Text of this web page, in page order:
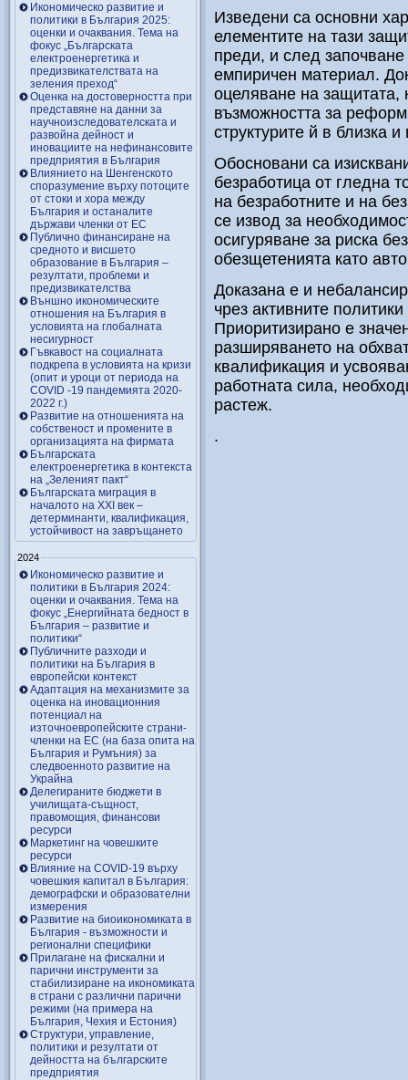
Икономическо развитие и
политики в България 2025:
оценки и очаквания. Тема на
фокус „Българската
електроенергетика и
предизвикателствата на
зеления преход“
Оценка на достоверността при
представяне на данни за
научноизследователската и
развойна дейност и
иновациите на нефинансовите
предприятия в България
Влиянието на Шенгенското
споразумение върху потоците
от стоки и хора между
България и останалите
държави членки от ЕС
Публично финансиране на
средното и висшето
образование в България –
резултати, проблеми и
предизвикателства
Външно икономическите
отношения на България в
условията на глобалната
несигурност
Гъвкавост на социалната
подкрепа в условията на кризи
(опит и уроци от периода на
COVID -19 пандемията 2020-
2022 г.)
Развитие на отношенията на
собственост и промените в
организацията на фирмата
Българската
електроенергетика в контекста
на „Зеленият пакт“
Българската миграция в
началото на ХХІ век –
детерминанти, квалификация,
устойчивост на завръщането
2024
Икономическо развитие и
политики в България 2024:
оценки и очаквания. Тема на
фокус „Енергийната бедност в
България – развитие и
политики“
Публичните разходи и
политики на България в
европейски контекст
Адаптация на механизмите за
оценка на иновационния
потенциал на
източноевропейските страни-
членки на ЕС (на база опита на
България и Румъния) за
следвоенното развитие на
Украйна
Делегираните бюджети в
училищата-същност,
правомощия, финансови
ресурси
Маркетинг на човешките
ресурси
Влияние на COVID-19 върху
човешкия капитал в България:
демографски и образователни
измерения
Развитие на биоикономиката в
България - възможности и
регионални специфики
Прилагане на фискални и
парични инструменти за
стабилизиране на икономиката
в страни с различни парични
режими (на примера на
България, Чехия и Естония)
Структури, управление,
политики и резултати от
дейността на българските
предприятия
Изведени са основни
елементите на тази
преди, и след
емпиричен материал.
оцеляване на
възможността за
структурите й в близка
Обосновани са
безработица от гледна
на безработните и на
се извод за
осигуряване за риска
обезщетенията като
Доказана е и
чрез активните
Приоритизирано е
разширяването на
квалификация и
работната сила,
растеж.
.